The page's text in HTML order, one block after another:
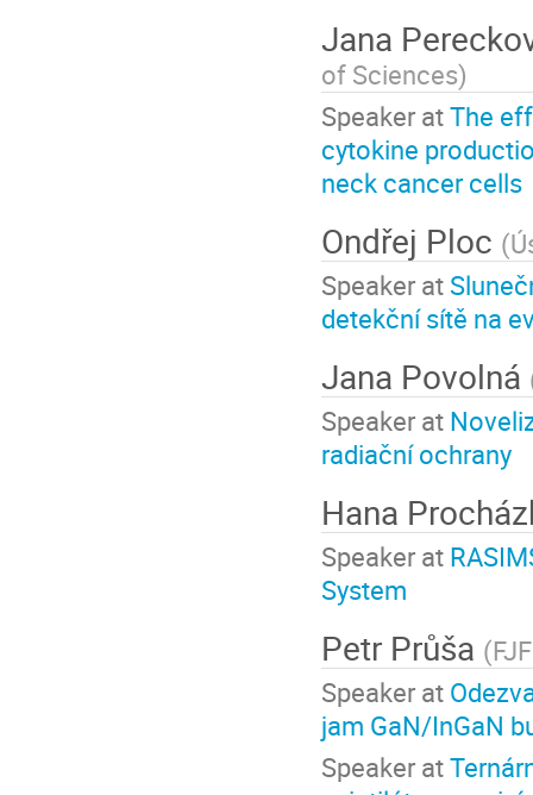
Jana
of Sciences)
Speaker atThe
cytokine
neck cancer cells
Ondřej Ploc (
Speaker at
detekční sítě na
Jana Povolná
Speaker at
radiační ochrany
Hana
Speaker at
System
Petr Průša (
Speaker at
jam GaN/InGaN
Speaker at